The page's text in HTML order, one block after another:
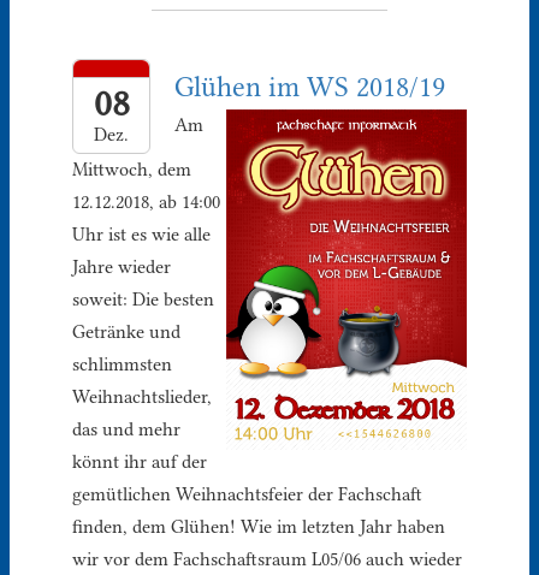
08
Dez.
Glühen im WS 2018/19
Am
Mittwoch, dem
12.12.2018, ab 14:00
Uhr ist es wie alle
Jahre wieder
soweit: Die besten
Getränke und
schlimmsten
Weihnachtslieder,
das und mehr
könnt ihr auf der
gemütlichen Weihnachtsfeier der Fachschaft
finden, dem Glühen! Wie im letzten Jahr haben
wir vor dem Fachschaftsraum L05/06 auch wieder